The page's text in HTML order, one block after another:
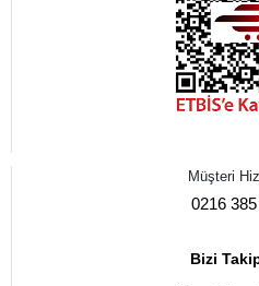
Müşteri
0216
Bizi